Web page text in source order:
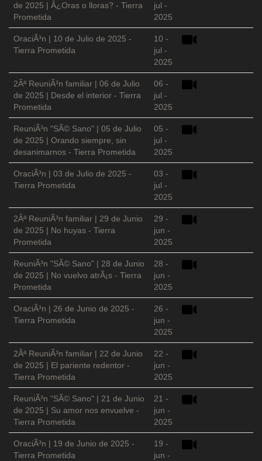
de 2025 | Â¿Oras o lloras? - Tierra
Prometida
jul -
2025
OraciÃ³n | 10 de Julio de 2025 -
Tierra Prometida
10 -
jul -
2025
2Âª ReuniÃ³n familiar | 06 de Julio
de 2025 | Desde el interior - Tierra
Prometida
06 -
jul -
2025
ReuniÃ³n "SÃ© Sano" | 05 de Julio
de 2025 | Orando siempre, sin
desanimarnos - Tierra Prometida
05 -
jul -
2025
OraciÃ³n | 03 de Julio de 2025 -
Tierra Prometida
03 -
jul -
2025
2Âª ReuniÃ³n familiar | 29 de Junio
de 2025 | No huyas - Tierra
Prometida
29 -
jun -
2025
ReuniÃ³n "SÃ© Sano" | 28 de Junio
de 2025 | No vuelvo atrÃ¡s - Tierra
Prometida
28 -
jun -
2025
OraciÃ³n | 26 de Junio de 2025 -
Tierra Prometida
26 -
jun -
2025
2Âª ReuniÃ³n familiar | 22 de Junio
de 2025 | El pariente redentor -
Tierra Prometida
22 -
jun -
2025
ReuniÃ³n "SÃ© Sano" | 21 de Junio
de 2025 | Su amor nos envuelve -
Tierra Prometida
21 -
jun -
2025
OraciÃ³n | 19 de Junio de 2025 -
Tierra Prometida
19 -
jun -